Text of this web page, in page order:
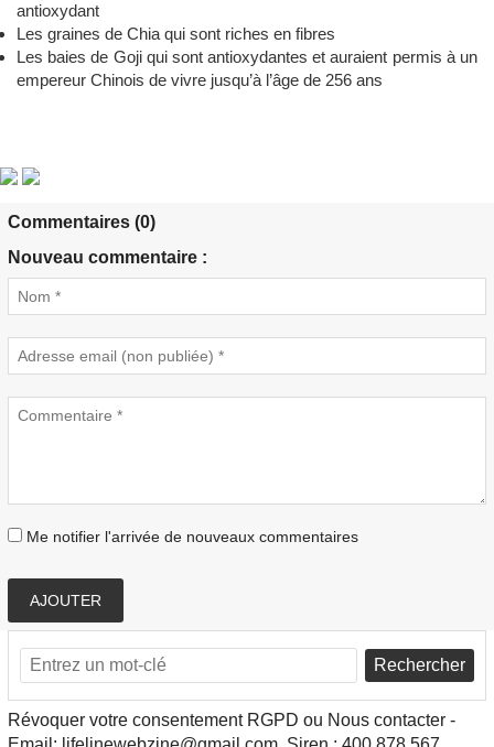
antioxydant
Les graines de Chia qui sont riches en fibres
Les baies de Goji qui sont antioxydantes et auraient permis à un
empereur Chinois de vivre jusqu’à l’âge de 256 ans
Commentaires (0)
Nouveau commentaire :
Me notifier l'arrivée de nouveaux commentaires
AJOUTER
Rechercher
Révoquer votre consentement RGPD ou Nous contacter -